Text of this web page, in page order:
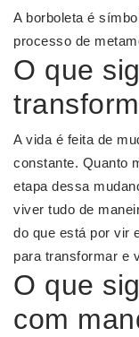
A borboleta é
processo de
O que
A vida é feita de
constante. Quanto
etapa dessa
viver tudo de
do que está por vir
para transformar e
O que
com